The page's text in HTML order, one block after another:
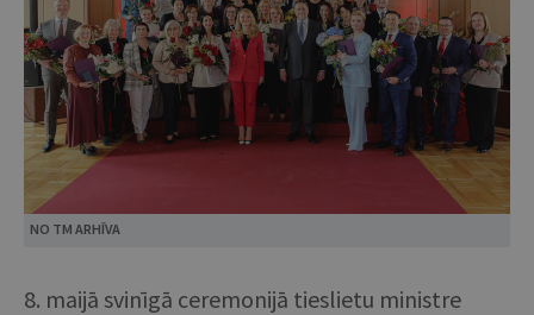
NO TM ARHĪVA
8. maijā svinīgā ceremonijā tieslietu ministre